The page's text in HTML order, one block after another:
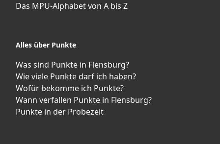
Das MPU-Alphabet von A bis Z
Alles über Punkte
Was sind Punkte in Flensburg?
Wie viele Punkte darf ich haben?
Wofür bekomme ich Punkte?
Wann verfallen Punkte in Flensburg?
Punkte in der Probezeit